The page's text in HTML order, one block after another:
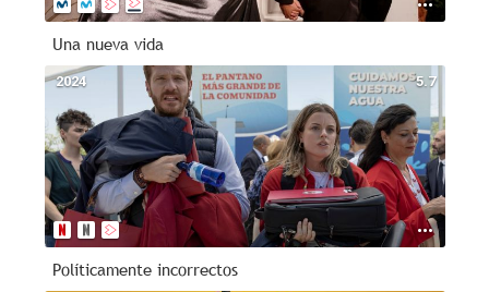
Una nueva vida
5.7
2024
Políticamente incorrectos